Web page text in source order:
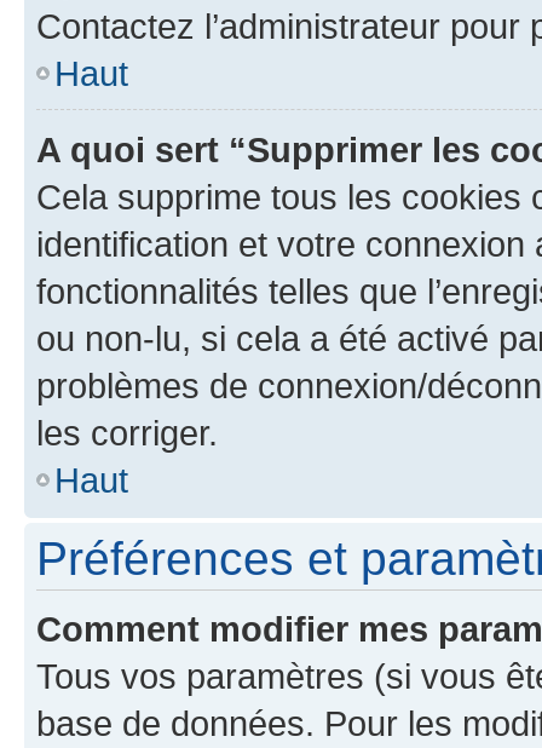
Contactez l’administrateur
Haut
A quoi sert “Supprimer les
Cela supprime tous les cookies
identification et votre
fonctionnalités telles que
ou non-lu, si cela a été activé
problèmes de connexion/
les corriger.
Haut
Préférences et
Comment modifier mes
Tous vos paramètres (si vous
base de données. Pour les